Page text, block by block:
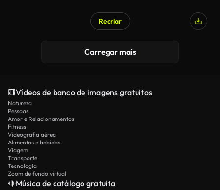
Recriar
Carregar mais
Vídeos de banco de imagens gratuitos
Natureza
Pessoas
Amor e Relacionamentos
Fitness
Videografia aérea
Alimentos e bebidas
Viagem
Transporte
Tecnologia
Zoom de fundo virtual
Música de catálogo gratuita